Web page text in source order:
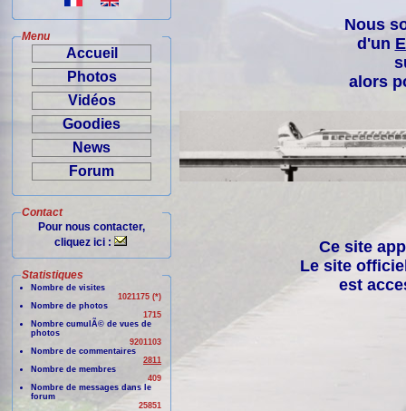
Menu
Accueil
Photos
Vidéos
Goodies
News
Forum
Contact
Pour nous contacter,
cliquez ici :
Statistiques
Nombre de visites
1021175 (*)
Nombre de photos
1715
Nombre cumulÃ© de vues de
photos
9201103
Nombre de commentaires
2811
Nombre de membres
409
Nombre de messages dans le
forum
25851
Nous
d'un
alors
Ce site
Le site
est